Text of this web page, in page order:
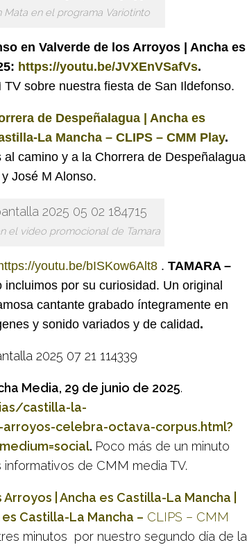
Mata en el programa Variotinto
en Valverde de los Arroyos | Ancha es
https://youtu.be/JVXEnVSafVs.
sobre nuestra fiesta de San Ildefonso.
de Despeñalagua | Ancha es
La Mancha – CLIPS – CMM Play.
camino y a la Chorrera de Despeñalagua
José M Alonso.
el video promocional de Tamara
youtu.be/bISKow6Alt8 . TAMARA –
por su curiosidad. Un original
cantante grabado íntegramente en
y sonido variados y de calidad.
Media, 29 de junio de 2025.
castilla-la-
celebra-octava-corpus.html?
. Poco más de un minuto
de CMM media TV.
| Ancha es Castilla-La Mancha |
Castilla-La Mancha – CLIPS – CMM
minutos por nuestro segundo día de la